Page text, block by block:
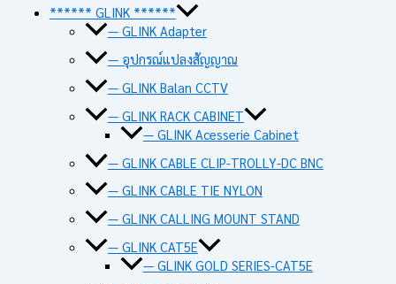
****** GLINK ******
— GLINK Adapter
— อุปกรณ์แปลงสัญญาณ
— GLINK Balan CCTV
— GLINK RACK CABINET
— GLINK Acesserie Cabinet
— GLINK CABLE CLIP-TROLLY-DC BNC
— GLINK CABLE TIE NYLON
— GLINK CALLING MOUNT STAND
— GLINK CAT5E
— GLINK GOLD SERIES-CAT5E